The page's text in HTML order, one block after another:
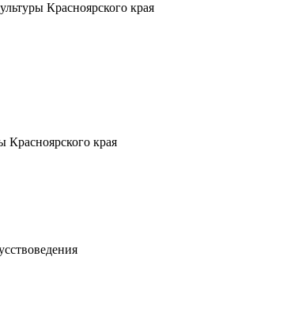
Красноярского края
Красноярского края​​​​​​​